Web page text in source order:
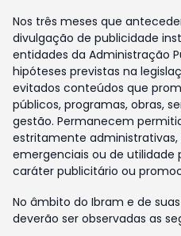
Nos três meses que
divulgação de publicidade
entidades da Administração
hipóteses previstas na
evitados conteúdos que
públicos, programas, obras,
gestão. Permanecem
estritamente administrativas,
emergenciais ou de
caráter publicitário ou
No âmbito do Ibram e de
deverão ser observadas as